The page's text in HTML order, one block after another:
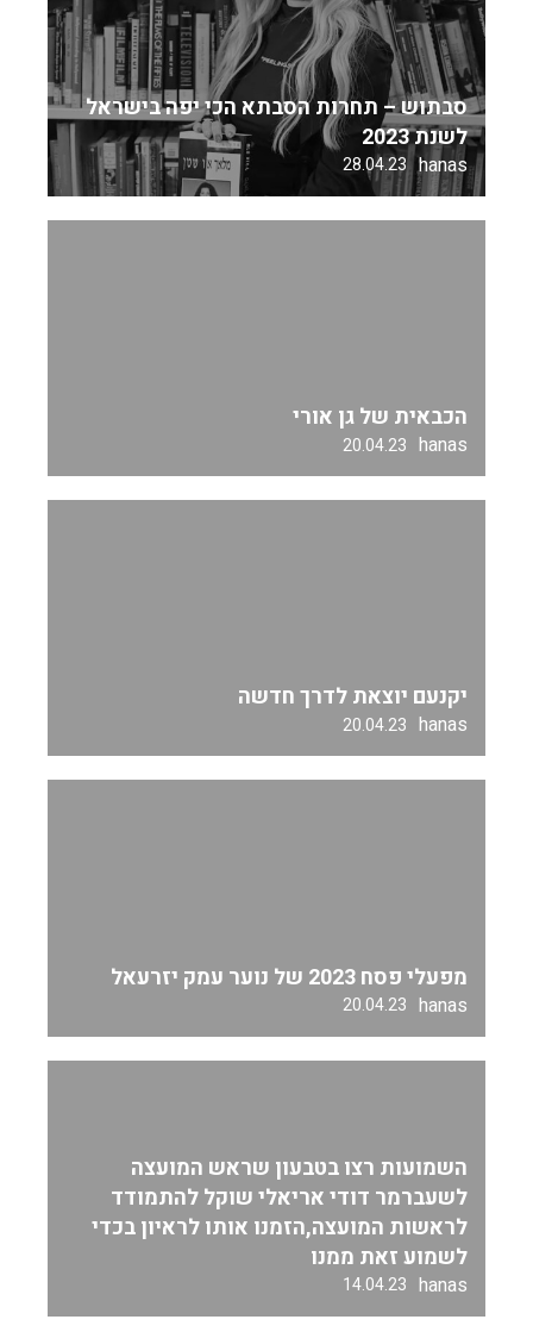
סבתוש – תחרות הסבתא הכי יפה בישראל
לשנת 2023
hanas
28.04.23
הכבאית של גן אורי
hanas
20.04.23
יקנעם יוצאת לדרך חדשה
hanas
20.04.23
מפעלי פסח 2023 של נוער עמק יזרעאל
hanas
20.04.23
השמועות רצו בטבעון שראש המועצה
לשעברמר דודי אריאלי שוקל להתמודד
לראשות המועצה,הזמנו אותו לראיון בכדי
לשמוע זאת ממנו
hanas
14.04.23